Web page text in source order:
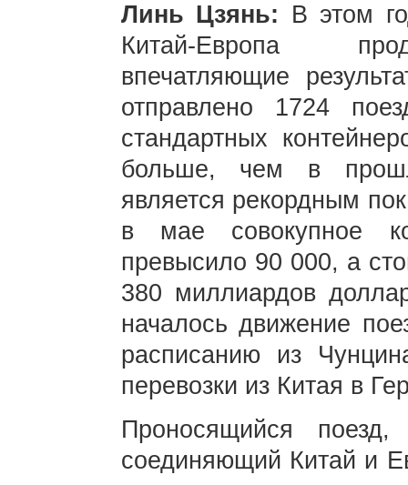
Линь Цзянь: В этом
Китай-Европа
впечатляющие
отправлено 1724
стандартных
больше, чем в
является рекордным
в мае совокупное
превысило 90 000, а
380 миллиардов
началось движение
расписанию из
перевозки из Китая в
Проносящийся
соединяющий Китай и